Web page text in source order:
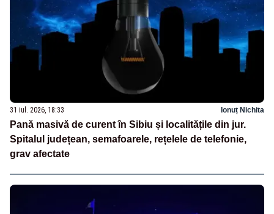
31 iul. 2026, 18:33 Ionuț Nichita
Pană masivă de curent în Sibiu și localitățile din jur.
Spitalul județean, semafoarele, rețelele de telefonie,
grav afectate